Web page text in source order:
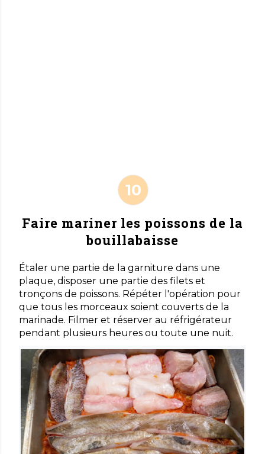
Faire mariner les poissons de la
bouillabaisse
Étaler une partie de la garniture dans une
plaque, disposer une partie des filets et
tronçons de poissons. Répéter l'opération pour
que tous les morceaux soient couverts de la
marinade. Filmer et réserver au réfrigérateur
pendant plusieurs heures ou toute une nuit.